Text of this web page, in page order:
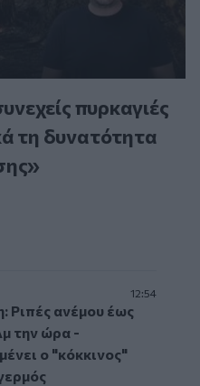
πυρκαγιές
τη δυνατότητα
12:54
Ριπές ανέμου έως
την ώρα -
ο "κόκκινος"